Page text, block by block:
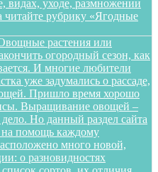
видах, уходе, размножении
читайте рубрику «Ягодные
растения или
огородный сезон, как
И многие любители
уже задумались о рассаде,
Пришло время хорошо
Выращивание овощей –
дело. Но данный раздел сайта
на помощь каждому
много новой,
о разновидностях